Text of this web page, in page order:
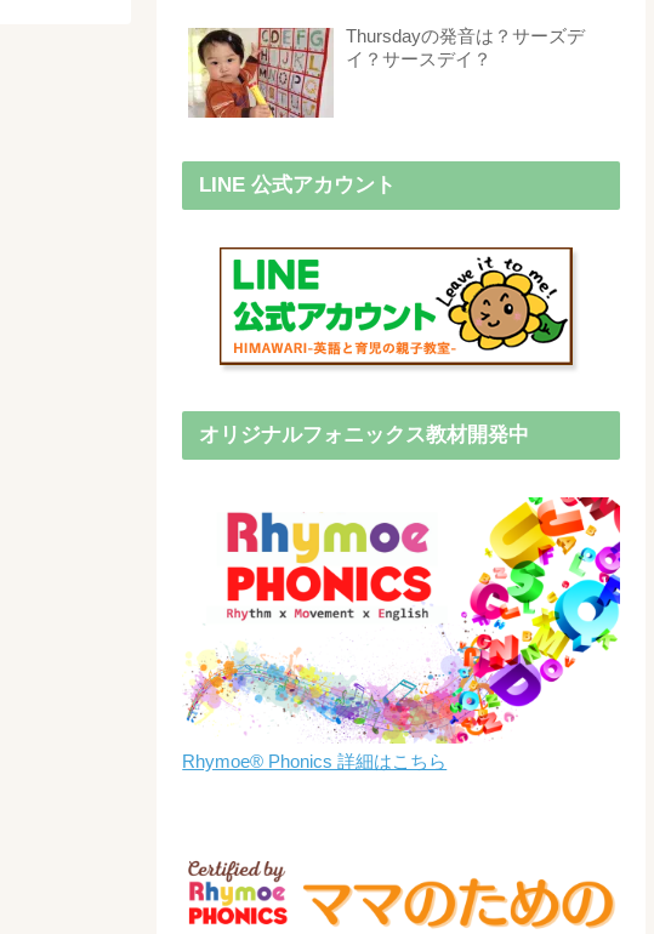
Thursdayの発音は？サーズデ
イ？サースデイ？
LINE 公式アカウント
オリジナルフォニックス教材開発中
Rhymoe® Phonics 詳細はこちら